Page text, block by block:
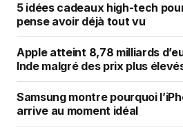
5 idées cadeaux high-tech
pense avoir déjà tout vu
Apple atteint 8,78 milliards
Inde malgré des prix plus
Samsung montre pourquoi
arrive au moment idéal